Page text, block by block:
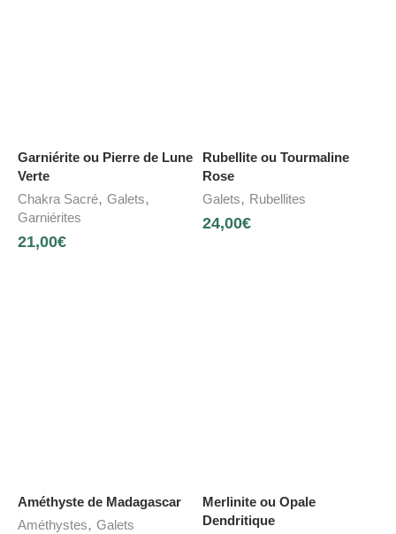
Garniérite ou Pierre de Lune
Verte
Chakra Sacré, Galets,
Garniérites
21,00€
Rubellite ou Tourmaline
Rose
Galets, Rubellites
24,00€
Améthyste de Madagascar
Améthystes, Galets
Merlinite ou Opale
Dendritique